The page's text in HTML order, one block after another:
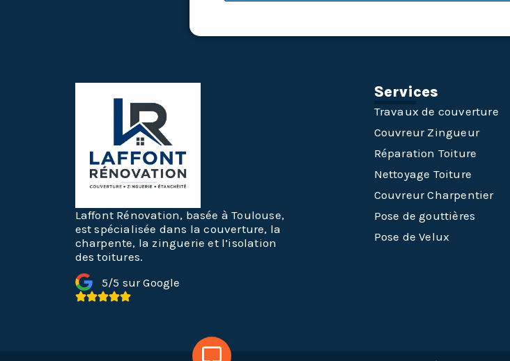
Laffont Rénovation, basée à Toulouse,
est spécialisée dans la couverture, la
charpente, la zinguerie et l’isolation
des toitures.
5/5 sur Google
Services
Travaux de couverture
Couvreur Zingueur
Réparation Toiture
Nettoyage Toiture
Couvreur Charpentier
Pose de gouttières
Pose de Velux